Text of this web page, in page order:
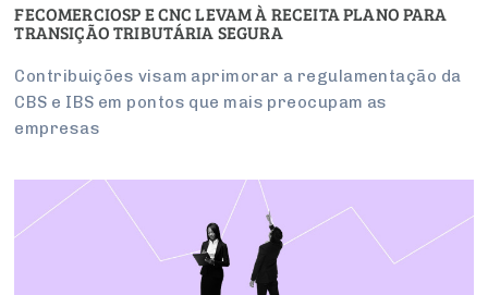
FECOMERCIOSP E CNC LEVAM À RECEITA PLANO PARA
TRANSIÇÃO TRIBUTÁRIA SEGURA
Contribuições visam aprimorar a regulamentação da
CBS e IBS em pontos que mais preocupam as
empresas